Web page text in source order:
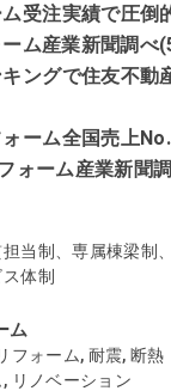
受注実績で圧倒
ム産業新聞調べ
ングで住友不動
ーム全国売上
ォーム産業新聞
当制、専属棟梁制
体制
ム
フォーム, 耐震, 断
リノベーション